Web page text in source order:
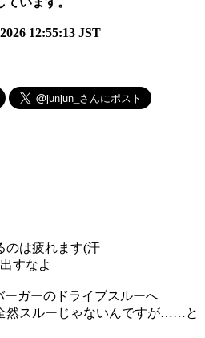
12:55:13 JST
のは疲れます(汗
すなよ
ガーのドライブスルーへ
然スルーじゃないんですが……と